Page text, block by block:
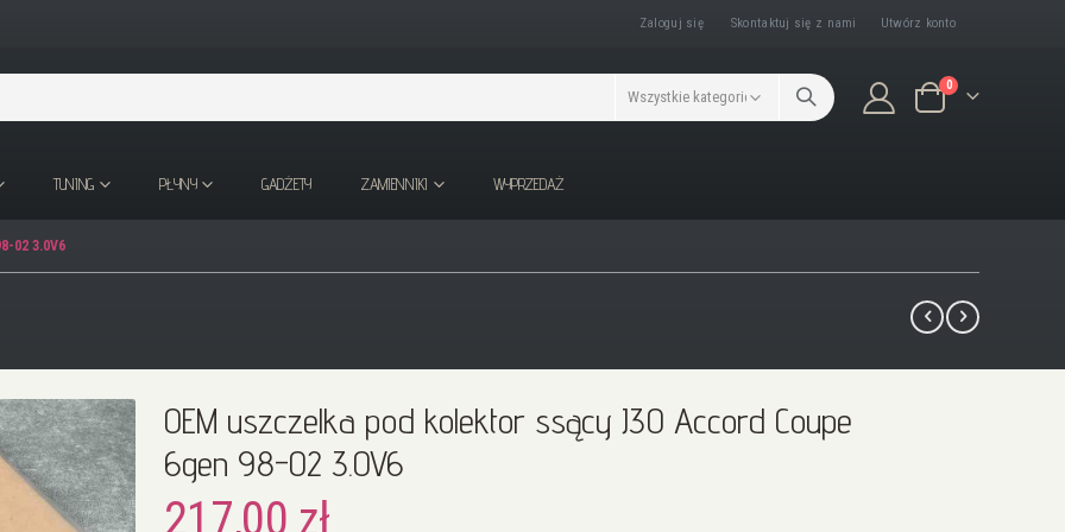
Zaloguj się Skontaktuj się z nami Utwórz konto
Koszyk
0produkty/ów
TUNING PŁYNY GADŻETY ZAMIENNIKI WYPRZEDAŻ
02 3.0V6
OEM uszczelka pod kolektor ssący J30 Accord Coupe
6gen 98-02 3.0V6
217,00 zł